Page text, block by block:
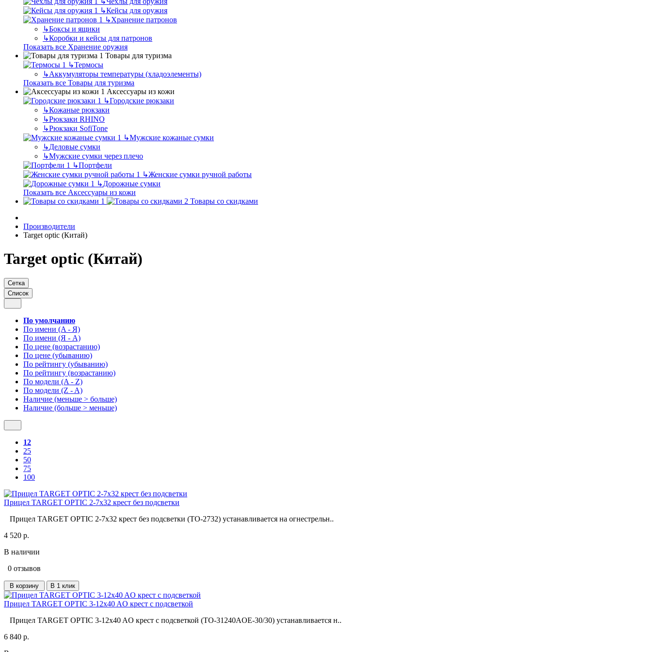
↳Кейсы для оружия
↳Хранение патронов
↳Боксы и ящики
↳Коробки и кейсы для патронов
Показать все Хранение оружия
Товары для туризма
↳Термосы
↳Аккумуляторы температуры (хладоэлементы)
Показать все Товары для туризма
Аксессуары из кожи
↳Городские рюкзаки
↳Кожаные рюкзаки
↳Рюкзаки RHINO
↳Рюкзаки SofiTone
↳Мужские кожаные сумки
↳Деловые сумки
↳Мужские сумки через плечо
↳Портфели
↳Женские сумки ручной работы
↳Дорожные сумки
Показать все Аксессуары из кожи
Товары со скидками
Производители
Target optic (Китай)
Target optic (Китай)
Сетка
Список
По умолчанию
По имени (A - Я)
По имени (Я - A)
По цене (возрастанию)
По цене (убыванию)
По рейтингу (убыванию)
По рейтингу (возрастанию)
По модели (A - Z)
По модели (Z - A)
Наличие (меньше > больше)
Наличие (больше > меньше)
12
25
50
75
100
Прицел TARGET OPTIC 2-7х32 крест без подсветки
Прицел TARGET OPTIC 2-7х32 крест без подсветки (TO-2732) устанавливается на огнестрельн..
4 520 р.
В наличии
0 отзывов
В корзину В 1 клик
Прицел TARGET OPTIC 3-12x40 AO крест с подсветкой
Прицел TARGET OPTIC 3-12x40 AO крест с подсветкой (TO-31240AOE-30/30) устанавливается н..
6 840 р.